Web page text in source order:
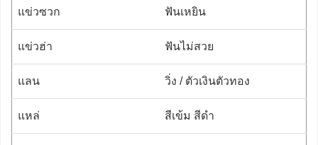
แข่วซวก ฟันเหยิน
แข่วฮ่า ฟันไม่สวย
แลน วิ่ง / ตัวเงินตัวทอง
แหล่ สีเข้ม สีดำ